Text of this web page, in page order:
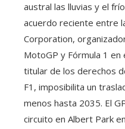
austral las lluvias y el
acuerdo reciente entre
Corporation,
MotoGP y Fórmula 1
titular de los derechos
F1, imposibilita un
menos hasta 2035. El
circuito en Albert Park